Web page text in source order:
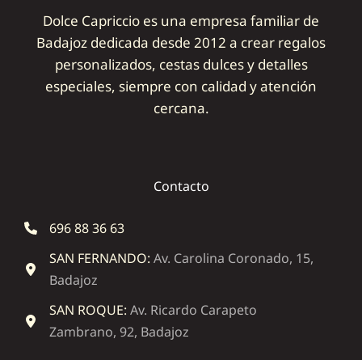
Dolce Capriccio es una empresa familiar de
Badajoz dedicada desde 2012 a crear regalos
personalizados, cestas dulces y detalles
especiales, siempre con calidad y atención
cercana.
Contacto
696 88 36 63
SAN FERNANDO: Av. Carolina Coronado, 15,
Badajoz
SAN ROQUE: Av. Ricardo Carapeto
Zambrano, 92, Badajoz